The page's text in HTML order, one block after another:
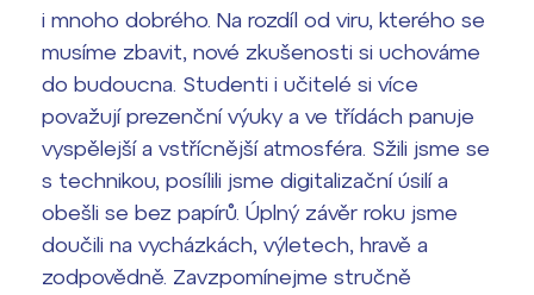
i mnoho dobrého. Na rozdíl od viru, kterého se
musíme zbavit, nové zkušenosti si uchováme
do budoucna. Studenti i učitelé si více
považují prezenční výuky a ve třídách panuje
vyspělejší a vstřícnější atmosféra. Sžili jsme se
s technikou, posílili jsme digitalizační úsilí a
obešli se bez papírů. Úplný závěr roku jsme
doučili na vycházkách, výletech, hravě a
zodpovědně. Zavzpomínejme stručně